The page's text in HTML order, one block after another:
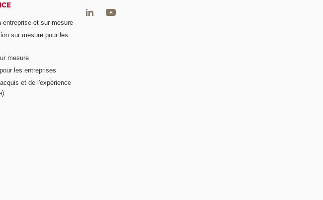
entreprise et sur mesure
sur mesure pour les
mesure
les entreprises
et de l'expérience